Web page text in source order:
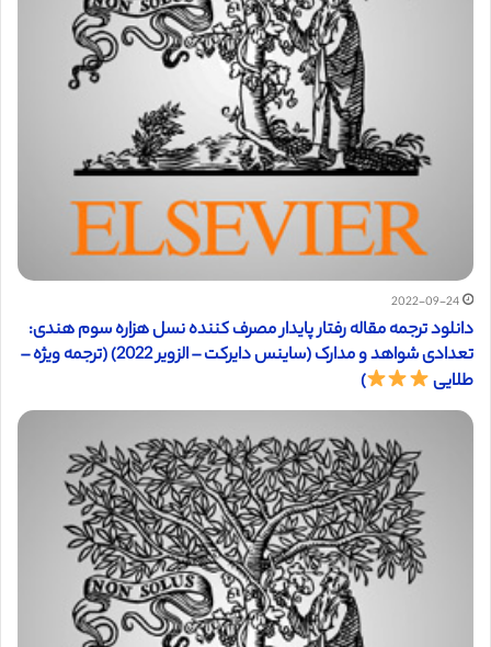
2022-09-24
دانلود ترجمه مقاله رفتار پایدار مصرف کننده نسل هزاره سوم هندی:
تعدادی شواهد و مدارک (ساینس دایرکت – الزویر 2022) (ترجمه ویژه –
طلایی
)